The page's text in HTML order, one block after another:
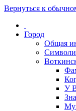
Вернуться к
Город
Общая
У